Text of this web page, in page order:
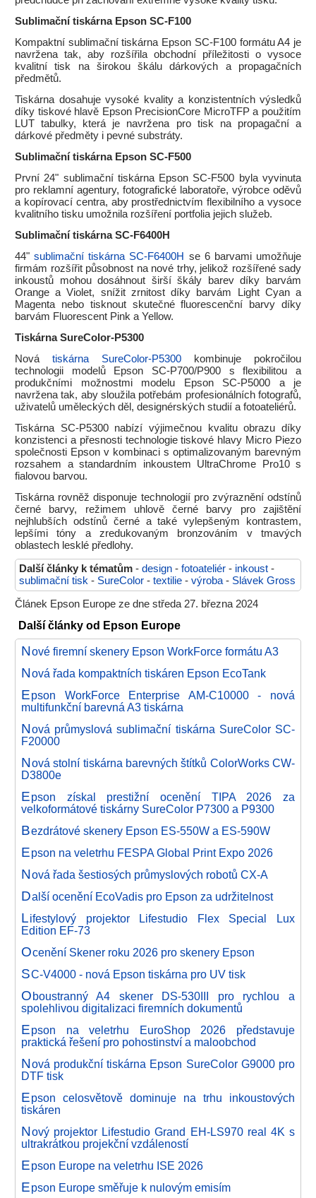
Sublimační tiskárna Epson SC-F100
Kompaktní sublimační tiskárna Epson SC-F100 formátu A4 je
navržena tak, aby rozšířila obchodní příležitosti o vysoce
kvalitní tisk na širokou škálu dárkových a propagačních
předmětů.
Tiskárna dosahuje vysoké kvality a konzistentních výsledků
díky tiskové hlavě Epson PrecisionCore MicroTFP a použitím
LUT tabulky, která je navržena pro tisk na propagační a
dárkové předměty i pevné substráty.
Sublimační tiskárna Epson SC-F500
První 24" sublimační tiskárna Epson SC-F500 byla vyvinuta
pro reklamní agentury, fotografické laboratoře, výrobce oděvů
a kopírovací centra, aby prostřednictvím flexibilního a vysoce
kvalitního tisku umožnila rozšíření portfolia jejich služeb.
Sublimační tiskárna SC-F6400H
44"sublimační tiskárna SC-F6400H se 6 barvami umožňuje
firmám rozšířit působnost na nové trhy, jelikož rozšířené sady
inkoustů mohou dosáhnout širší škály barev díky barvám
Orange a Violet, snížit zrnitost díky barvám Light Cyan a
Magenta nebo tisknout skutečné fluorescenční barvy díky
barvám Fluorescent Pink a Yellow.
Tiskárna SureColor-P5300
Nová tiskárna SureColor-P5300 kombinuje pokročilou
technologii modelů Epson SC-P700/P900 s flexibilitou a
produkčními možnostmi modelu Epson SC-P5000 a je
navržena tak, aby sloužila potřebám profesionálních fotografů,
uživatelů uměleckých děl, designérských studií a fotoateliérů.
Tiskárna SC-P5300 nabízí výjimečnou kvalitu obrazu díky
konzistenci a přesnosti technologie tiskové hlavy Micro Piezo
společnosti Epson v kombinaci s optimalizovaným barevným
rozsahem a standardním inkoustem UltraChrome Pro10 s
fialovou barvou.
Tiskárna rovněž disponuje technologií pro zvýraznění odstínů
černé barvy, režimem uhlově černé barvy pro zajištění
nejhlubších odstínů černé a také vylepšeným kontrastem,
lepšími tóny a zredukovaným bronzováním v tmavých
oblastech lesklé předlohy.
Další články k tématům - design - fotoateliér - inkoust -
sublimační tisk - SureColor - textilie - výroba - Slávek Gross
Článek Epson Europe ze dne středa 27. března 2024
Další články od Epson Europe
Nové firemní skenery Epson WorkForce formátu A3
Nová řada kompaktních tiskáren Epson EcoTank
Epson WorkForce Enterprise AM-C10000 - nová
multifunkční barevná A3 tiskárna
Nová průmyslová sublimační tiskárna SureColor SC-
F20000
Nová stolní tiskárna barevných štítků ColorWorks CW-
D3800e
Epson získal prestižní ocenění TIPA 2026 za
velkoformátové tiskárny SureColor P7300 a P9300
Bezdrátové skenery Epson ES-550W a ES-590W
Epson na veletrhu FESPA Global Print Expo 2026
Nová řada šestiosých průmyslových robotů CX-A
Další ocenění EcoVadis pro Epson za udržitelnost
Lifestylový projektor Lifestudio Flex Special Lux
Edition EF-73
Ocenění Skener roku 2026 pro skenery Epson
SC-V4000 - nová Epson tiskárna pro UV tisk
Oboustranný A4 skener DS-530III pro rychlou a
spolehlivou digitalizaci firemních dokumentů
Epson na veletrhu EuroShop 2026 představuje
praktická řešení pro pohostinství a maloobchod
Nová produkční tiskárna Epson SureColor G9000 pro
DTF tisk
Epson celosvětově dominuje na trhu inkoustových
tiskáren
Nový projektor Lifestudio Grand EH-LS970 real 4K s
ultrakrátkou projekční vzdáleností
Epson Europe na veletrhu ISE 2026
Epson Europe směřuje k nulovým emisím